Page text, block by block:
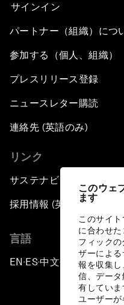
このウェ
ます
このサイ
に合わせ
フィック
ザーによ
報を収集
信、デー
有していま
ユーザー
サインイン
パートナー（組織）につ
参加する（個人、組織）
プレスリリース登録
ニュースレター購読
連絡先 (英語のみ)
リンク
サステナビリティへの取
採用情報 (英語のみ)
言語
EN ▪ES▪中文▪ 日本語